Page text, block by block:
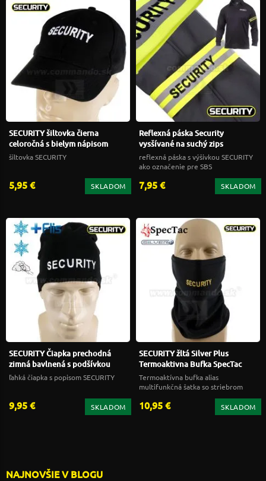
SECURITY šiltovka čierna
celoročná s bielym nápisom
šiltovka SECURITY
5,95 € SKLADOM
Reflexná páska Security
vysšívané na suchý zips
reflexná páska s výšivkou SECURITY
ako označenie pre SBS
7,95 € SKLADOM
SECURITY Čiapka prechodná
zimná bavlnená s podšívkou
ľahká čiapka s popisom SECURITY
9,95 € SKLADOM
SECURITY žltá Silver Plus
Termoaktivna Bufka SpecTac
Termoaktívna bufka alias
multifunkčná šatka so striebrom
10,95 € SKLADOM
NAJNOVŠIE V BLOGU